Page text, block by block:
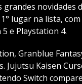
novidades
lugar na lista,
e Playstation 4.
Granblue
Jujutsu Kaisen
Switch